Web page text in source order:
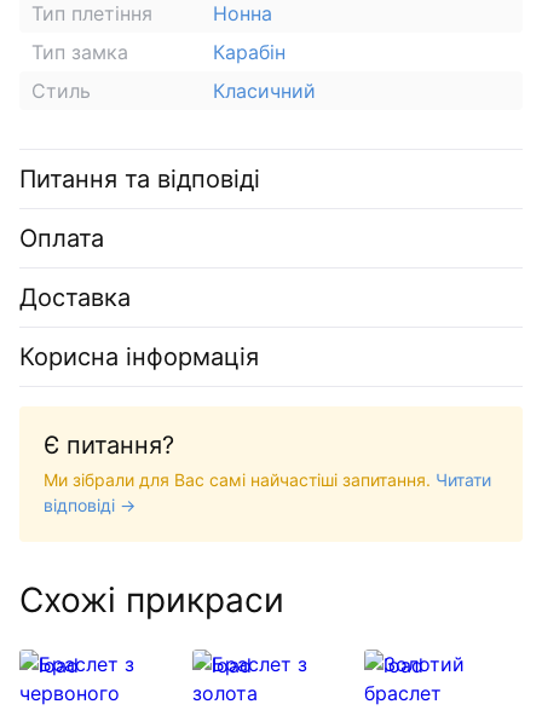
Тип плетіння
Нонна
Тип замка
Карабін
Стиль
Класичний
Питання та відповіді
Оплата
Доставка
Корисна інформація
Є питання?
Ми зібрали для Вас самі найчастіші запитання. Читати
відповіді →
Схожі прикраси